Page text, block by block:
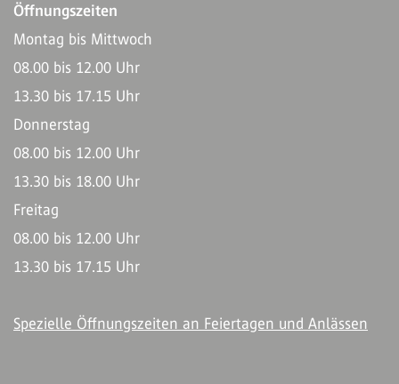
Öffnungszeiten
Montag bis Mittwoch
08.00 bis 12.00 Uhr
13.30 bis 17.15 Uhr
Donnerstag
08.00 bis 12.00 Uhr
13.30 bis 18.00 Uhr
Freitag
08.00 bis 12.00 Uhr
13.30 bis 17.15 Uhr
Spezielle Öffnungszeiten an Feiertagen und Anlässen